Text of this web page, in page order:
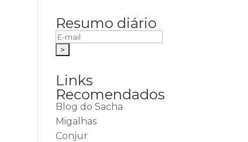
Resumo diário
Links
Recomendados
Blog do Sacha
Migalhas
Conjur